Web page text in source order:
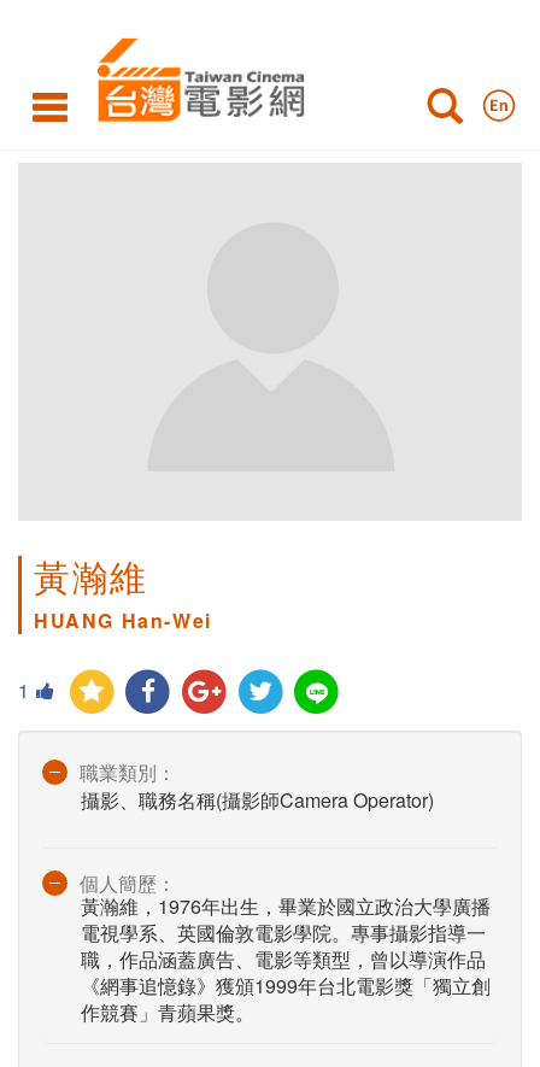
黃瀚維
HUANG Han-Wei
1
職業類別：
攝影、職務名稱(攝影師Camera Operator)
個人簡歷：
黃瀚維，1976年出生，畢業於國立政治大學廣播
電視學系、英國倫敦電影學院。專事攝影指導一
職，作品涵蓋廣告、電影等類型，曾以導演作品
《網事追憶錄》獲頒1999年台北電影獎「獨立創
作競賽」青蘋果獎。